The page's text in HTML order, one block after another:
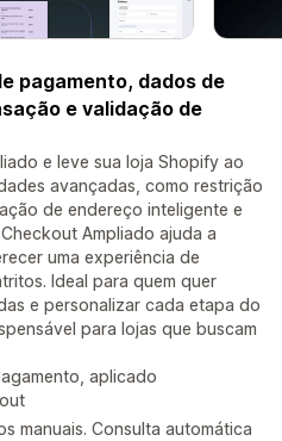
pagamento, dados de
e validação de
e leve sua loja Shopify ao
avançadas, como restrição
de endereço inteligente e
Ampliado ajuda a
uma experiência de
Ideal para quem quer
e personalizar cada etapa do
para lojas que buscam
aplicado
manuais. Consulta automática